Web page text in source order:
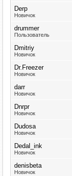
Derp
Новичок
drummer
Пользователь
Dmitriy
Новичок
Dr.Freezer
Новичок
darr
Новичок
Dnrpr
Новичок
Dudosa
Новичок
Dedal_ink
Новичок
denisbeta
Новичок